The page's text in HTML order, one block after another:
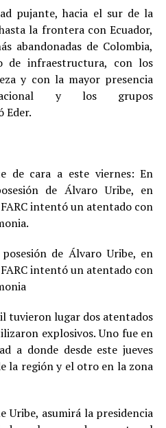
pujante, hacia el sur de la
la frontera con Ecuador,
abandonadas de Colombia,
de infraestructura, con los
y con la mayor presencia
y los grupos
Eder.
de cara a este viernes: En
de Álvaro Uribe, en
intentó un atentado con
de Álvaro Uribe, en
intentó un atentado con
tuvieron lugar dos atentados
explosivos. Uno fue en
a donde desde este jueves
la región y el otro en la zona
Uribe, asumirá la presidencia